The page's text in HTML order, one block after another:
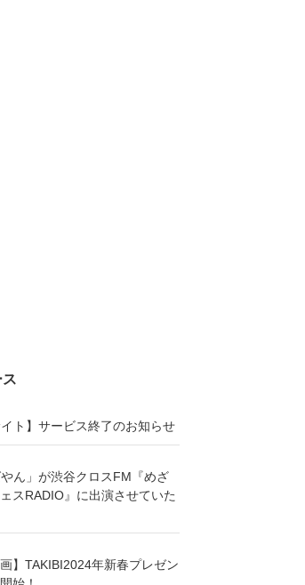
イト】サービス終了のお知らせ
ん」が渋谷クロスFM『めざ
スRADIO』に出演させていた
画】TAKIBI2024年新春プレゼン